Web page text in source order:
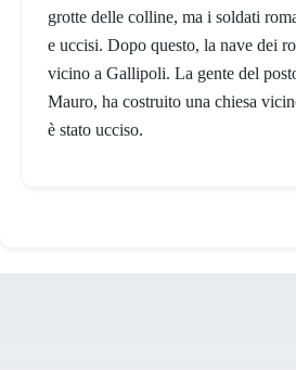
grotte delle colline, ma i soldati
e uccisi. Dopo questo, la nave dei
vicino a Gallipoli. La gente del
Mauro, ha costruito una chiesa
è stato ucciso.